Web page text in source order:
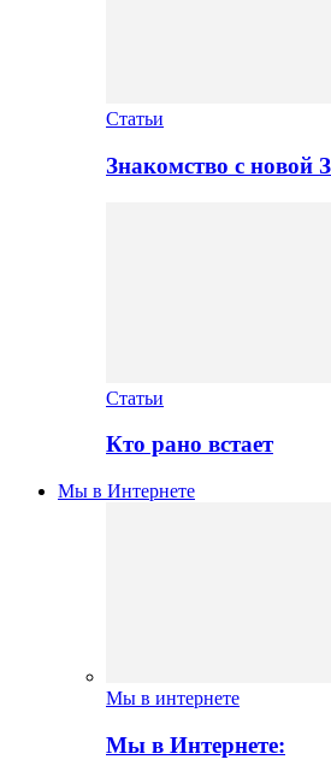
Статьи
Знакомство с новой
Статьи
Кто рано встает
Мы в Интернете
Мы в интернете
Мы в Интернете: